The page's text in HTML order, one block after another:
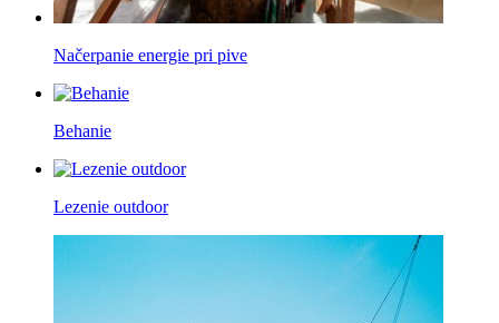
Načerpanie energie pri pive
Behanie
Lezenie outdoor